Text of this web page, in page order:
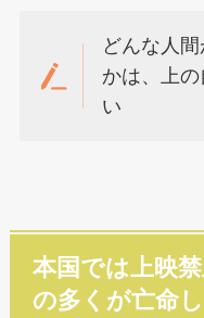
どんな人
かは、上
い
本国では上映
の多くが亡命